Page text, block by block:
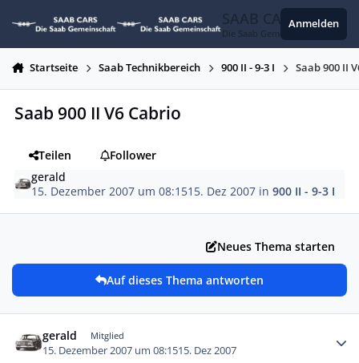
SAAB CARS
Die Saab Gemeinschaft
Anmelden
Startseite Saab Technikbereich 900 II - 9-3 I Saab 900 II
Saab 900 II V6 Cabrio
Teilen
Follower
gerald
15. Dezember 2007 um 08:1515. Dez 2007 in900 II - 9-3 I
Neues Thema starten
Auf dieses Thema antworten
gerald Mitglied
15. Dezember 2007 um 08:1515. Dez 2007